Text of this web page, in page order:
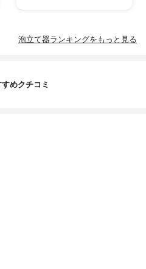
泡立て器ランキングをもっと見る
めクチコミ